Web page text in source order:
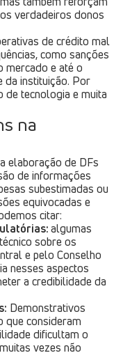
verdadeiros donos
de crédito mal
como sanções
mercado e até o
da instituição. Por
de tecnologia e muita
na
elaboração de DFs
de informações
subestimadas ou
equivocadas e
citar:
algumas
sobre os
e pelo Conselho
nesses aspectos
a credibilidade da
Demonstrativos
que consideram
dificultam o
vezes não